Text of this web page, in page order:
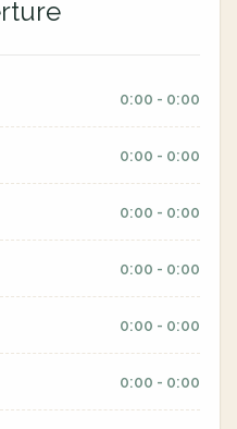
0:00 - 0:00
0:00 - 0:00
0:00 - 0:00
0:00 - 0:00
0:00 - 0:00
0:00 - 0:00